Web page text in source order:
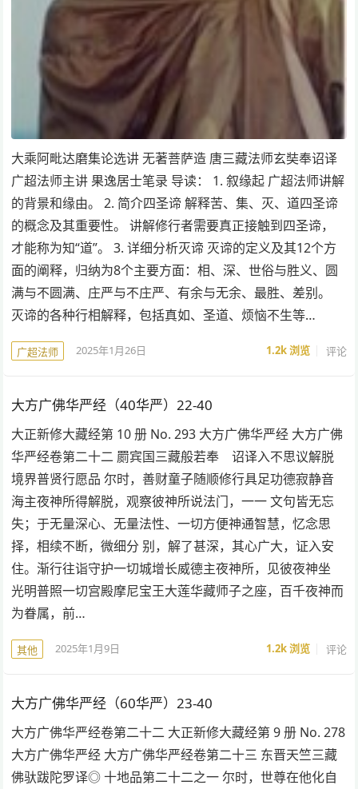
大乘阿毗达磨集论选讲 无著菩萨造 唐三藏法师玄奘奉诏译
广超法师主讲 果逸居士笔录 导读： 1. 叙缘起 广超法师讲解
的背景和缘由。 2. 简介四圣谛 解释苦、集、灭、道四圣谛
的概念及其重要性。 讲解修行者需要真正接触到四圣谛，
才能称为知“道”。 3. 详细分析灭谛 灭谛的定义及其12个方
面的阐释，归纳为8个主要方面：相、深、世俗与胜义、圆
满与不圆满、庄严与不庄严、有余与无余、最胜、差别。
灭谛的各种行相解释，包括真如、圣道、烦恼不生等…
广超法师 2025年1月26日 1.2k浏览 评论
大方广佛华严经（40华严）22-40
大正新修大藏经第 10 册 No. 293 大方广佛华严经 大方广佛
华严经卷第二十二 罽宾国三藏般若奉 诏译入不思议解脱
境界普贤行愿品 尔时，善财童子随顺修行具足功德寂静音
海主夜神所得解脱，观察彼神所说法门，一一 文句皆无忘
失；于无量深心、无量法性、一切方便神通智慧，忆念思
择，相续不断，微细分 别，解了甚深，其心广大，证入安
住。渐行往诣守护一切城增长威德主夜神所，见彼夜神坐
光明普照一切宫殿摩尼宝王大莲华藏师子之座，百千夜神而
为眷属，前…
其他 2025年1月9日 1.2k浏览 评论
大方广佛华严经（60华严）23-40
大方广佛华严经卷第二十二 大正新修大藏经第 9 册 No. 278
大方广佛华严经 大方广佛华严经卷第二十三 东晋天竺三藏
佛驮跋陀罗译◎ 十地品第二十二之一 尔时，世尊在他化自